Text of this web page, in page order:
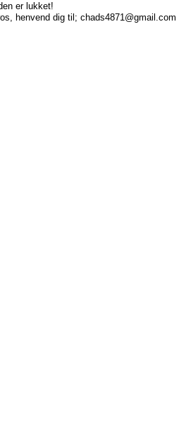
er lukket!
henvend dig til; chads4871@gmail.com